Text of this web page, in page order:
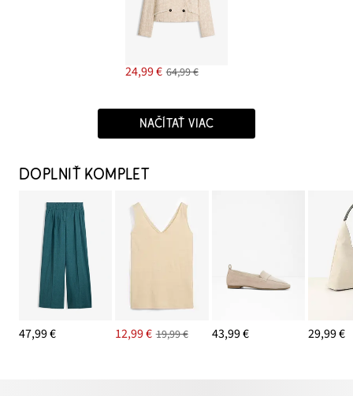
24,99 € 64,99 €
NAČÍTAŤ VIAC
DOPLNIŤ KOMPLET
47,99 € 12,99 € 19,99 € 43,99 € 29,99 €